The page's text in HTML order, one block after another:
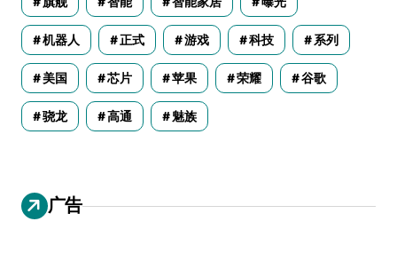
机器人 正式 游戏 科技 系列
美国 芯片 苹果 荣耀 谷歌
骁龙 高通 魅族
广告